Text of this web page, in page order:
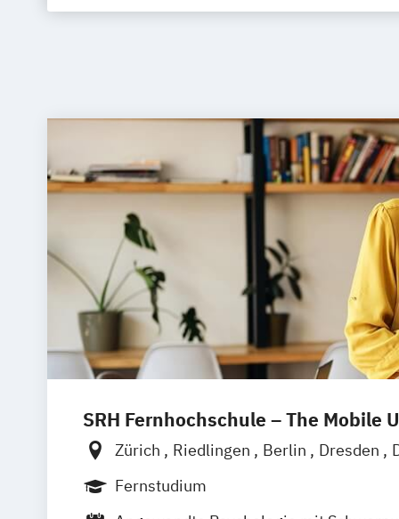
SRH Fernhochschule – The Mobile
Zürich Riedlingen Berlin Dresden
Hamburg
Fernstudium